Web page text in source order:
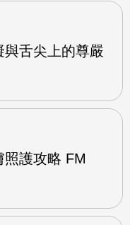
舌尖上的尊嚴
護攻略 FM